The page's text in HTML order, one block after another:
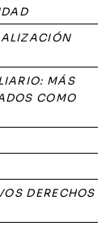
MÁS
COMO
DERECHOS